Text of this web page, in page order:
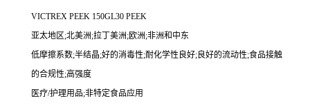
VICTREX PEEK 150GL30 PEEK
亚太地区;北美洲;拉丁美洲;欧洲;非洲和中东
低摩擦系数;半结晶;好的消毒性;耐化学性良好;良好的流动性;食品接触
的合规性;高强度
医疗/护理用品;非特定食品应用